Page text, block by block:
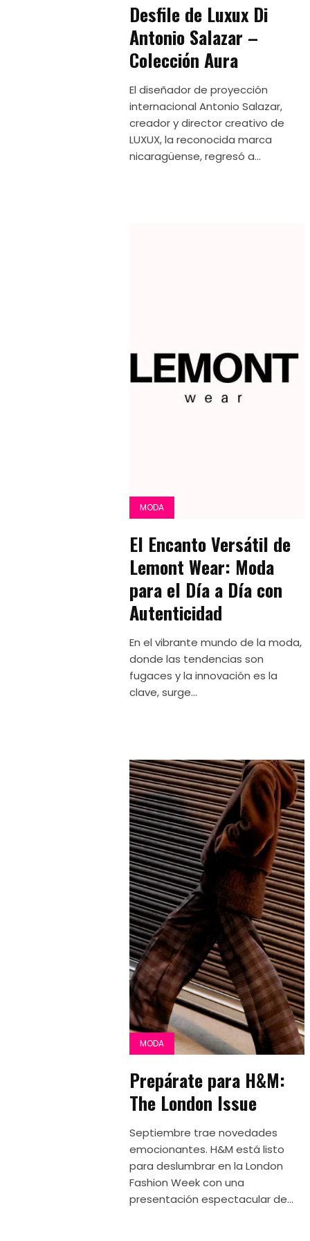
Desfile de Luxux Di
Antonio Salazar –
Colección Aura
El diseñador de proyección
internacional Antonio Salazar,
creador y director creativo de
LUXUX, la reconocida marca
nicaragüense, regresó a...
MODA
El Encanto Versátil de
Lemont Wear: Moda
para el Día a Día con
Autenticidad
En el vibrante mundo de la moda,
donde las tendencias son
fugaces y la innovación es la
clave, surge...
MODA
Prepárate para H&M:
The London Issue
Septiembre trae novedades
emocionantes. H&M está listo
para deslumbrar en la London
Fashion Week con una
presentación espectacular de...